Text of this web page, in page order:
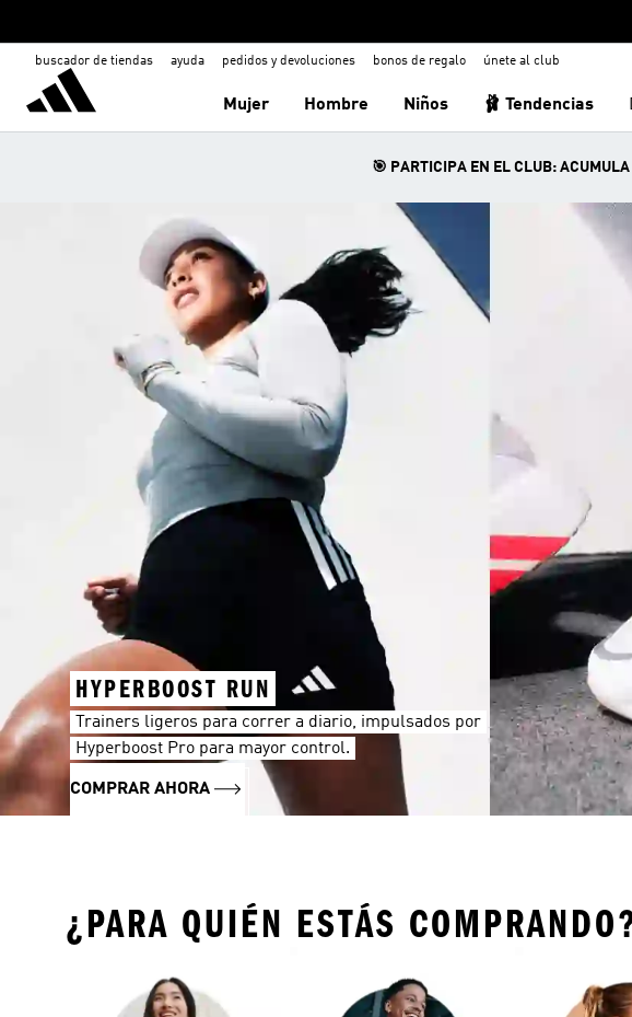
buscador de tiendas ayuda pedidos y devoluciones bonos de regalo únete al club
Mujer Hombre Niños 🩰 Tendencias
🎯 PARTICIPA EN EL CLUB: ACUMULA
HYPERBOOST RUN
Trainers ligeros para correr a diario, impulsados por
Hyperboost Pro para mayor control.
COMPRAR AHORA
¿PARA QUIÉN ESTÁS